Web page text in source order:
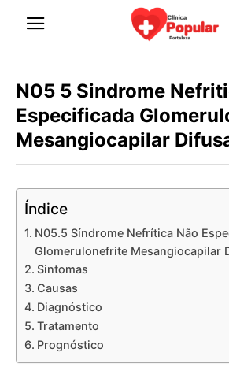
N05 5 Sindrome
Especificada
Mesangiocapilar
Índice
N05.5 Síndrome Nefrítica Não
Glomerulonefrite Mesangiocapilar
Sintomas
Causas
Diagnóstico
Tratamento
Prognóstico